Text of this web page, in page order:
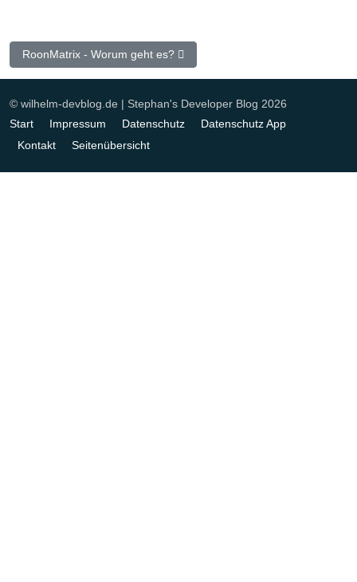
Nächster Beitrag: RoonMatrix - Worum geht es?
RoonMatrix - Worum geht es?
© wilhelm-devblog.de | Stephan's Developer Blog 2026
Start
Impressum Datenschutz
Datenschutz App
Kontakt
Seitenübersicht